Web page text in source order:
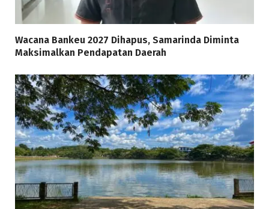
Wacana Bankeu 2027 Dihapus, Samarinda Diminta
Maksimalkan Pendapatan Daerah